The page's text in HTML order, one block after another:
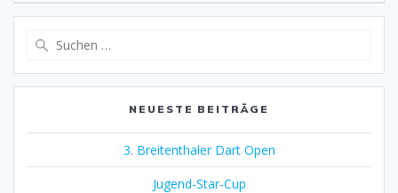
NEUESTE BEITRÄGE
3. Breitenthaler Dart Open
Jugend-Star-Cup